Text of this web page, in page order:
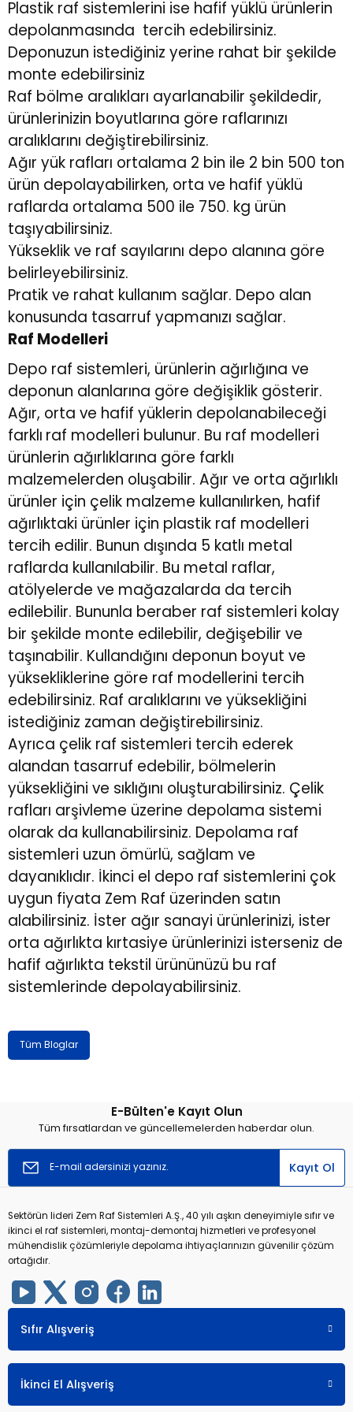
Plastik raf sistemlerini ise hafif yüklü ürünlerin
depolanmasında tercih edebilirsiniz.
Deponuzun istediğiniz yerine rahat bir şekilde
monte edebilirsiniz
Raf bölme aralıkları ayarlanabilir şekildedir,
ürünlerinizin boyutlarına göre raflarınızı
aralıklarını değiştirebilirsiniz.
Ağır yük rafları ortalama 2 bin ile 2 bin 500 ton
ürün depolayabilirken, orta ve hafif yüklü
raflarda ortalama 500 ile 750. kg ürün
taşıyabilirsiniz.
Yükseklik ve raf sayılarını depo alanına göre
belirleyebilirsiniz.
Pratik ve rahat kullanım sağlar. Depo alan
konusunda tasarruf yapmanızı sağlar.
Raf Modelleri
Depo raf sistemleri, ürünlerin ağırlığına ve
deponun alanlarına göre değişiklik gösterir.
Ağır, orta ve hafif yüklerin depolanabileceği
farklı raf modelleri bulunur. Bu raf modelleri
ürünlerin ağırlıklarına göre farklı
malzemelerden oluşabilir. Ağır ve orta ağırlıklı
ürünler için çelik malzeme kullanılırken, hafif
ağırlıktaki ürünler için plastik raf modelleri
tercih edilir. Bunun dışında 5 katlı metal
raflarda kullanılabilir. Bu metal raflar,
atölyelerde ve mağazalarda da tercih
edilebilir. Bununla beraber raf sistemleri kolay
bir şekilde monte edilebilir, değişebilir ve
taşınabilir. Kullandığını deponun boyut ve
yüksekliklerine göre raf modellerini tercih
edebilirsiniz. Raf aralıklarını ve yüksekliğini
istediğiniz zaman değiştirebilirsiniz.
Ayrıca çelik raf sistemleri tercih ederek
alandan tasarruf edebilir, bölmelerin
yüksekliğini ve sıklığını oluşturabilirsiniz. Çelik
rafları arşivleme üzerine depolama sistemi
olarak da kullanabilirsiniz. Depolama raf
sistemleri uzun ömürlü, sağlam ve
dayanıklıdır. İkinci el depo raf sistemlerini çok
uygun fiyata Zem Raf üzerinden satın
alabilirsiniz. İster ağır sanayi ürünlerinizi, ister
orta ağırlıkta kırtasiye ürünlerinizi isterseniz de
hafif ağırlıkta tekstil ürününüzü bu raf
sistemlerinde depolayabilirsiniz.
Tüm Bloglar
E-Bülten'e Kayıt Olun
Tüm fırsatlardan ve güncellemelerden haberdar olun.
Kayıt Ol
Sektörün lideri Zem Raf Sistemleri A.Ş., 40 yılı aşkın deneyimiyle sıfır ve
ikinci el raf sistemleri, montaj-demontaj hizmetleri ve profesyonel
mühendislik çözümleriyle depolama ihtiyaçlarınızın güvenilir çözüm
ortağıdır.
Sıfır Alışveriş
İkinci El Alışveriş